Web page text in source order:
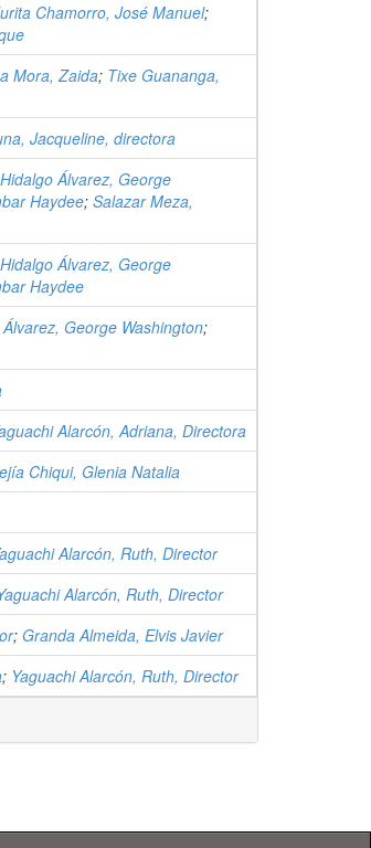
Chamorro, José Manuel;
Mora, Zaida; Tixe Guananga,
Jacqueline, directora
Hidalgo Álvarez, George
Haydee; Salazar Meza,
Hidalgo Álvarez, George
Haydee
George Washington;
Alarcón, Adriana, Directora
Chiqui, Glenia Natalia
Alarcón, Ruth, Director
Alarcón, Ruth, Director
; Granda Almeida, Elvis Javier
; Yaguachi Alarcón, Ruth, Director